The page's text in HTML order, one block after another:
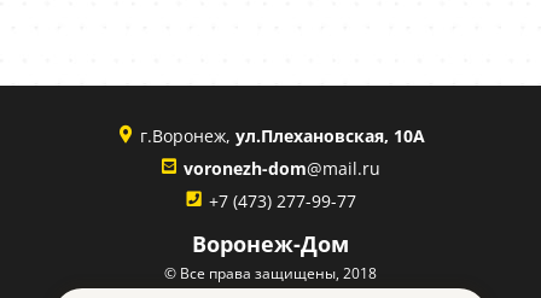
г.Воронеж, ул.Плехановская, 10А
voronezh-dom@mail.ru
+7 (473) 277-99-77
Воронеж-Дом
© Все права защищены, 2018